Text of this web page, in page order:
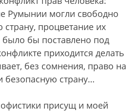
Румынии могли свободно
процветание их
было бы поставлено под
приходится делать
без сомнения, право на
страну…
присущ и моей